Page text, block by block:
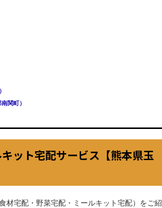
関町）
ット宅配サービス【熊本県玉
材宅配・野菜宅配・ミールキット宅配）をご紹